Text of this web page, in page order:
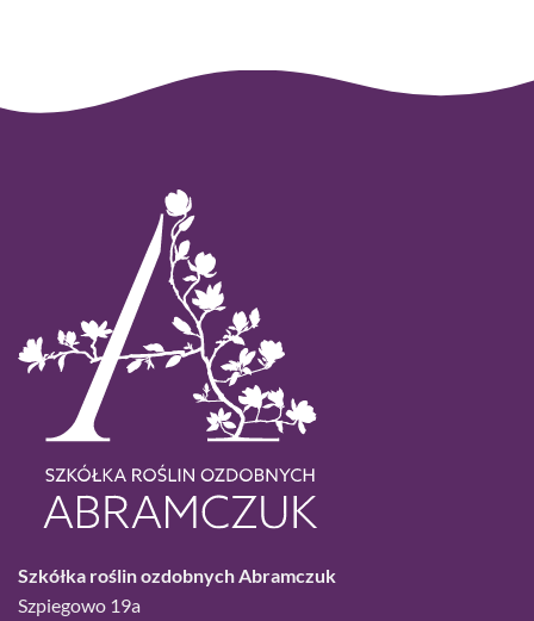
Szkółka roślin ozdobnych Abramczuk
Szpiegowo 19a